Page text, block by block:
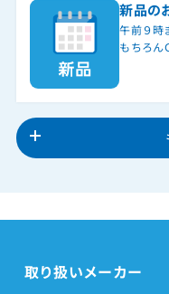
新品の
午前９時
もちろん
取り扱いメーカー